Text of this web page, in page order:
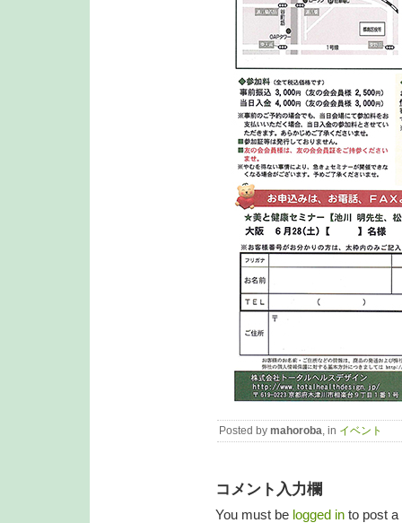
Posted by mahoroba, in イベント
コメント入力欄
You must be logged in to post